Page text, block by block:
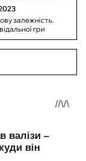
залежність.
гри